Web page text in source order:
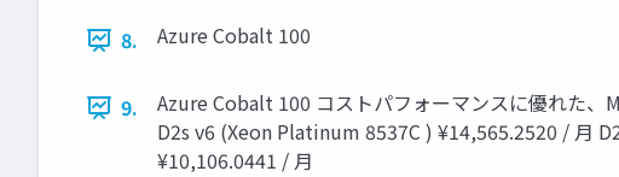
8. Azure Cobalt 100
9.
Azure Cobalt 100 コストパフォーマンスに優れた
D2s v6 (Xeon Platinum 8537C ) ¥14,565.2520 / 月
¥10,106.0441 / 月